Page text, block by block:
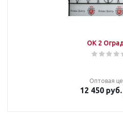
ОК 2
Оптовая
12 450 руб.